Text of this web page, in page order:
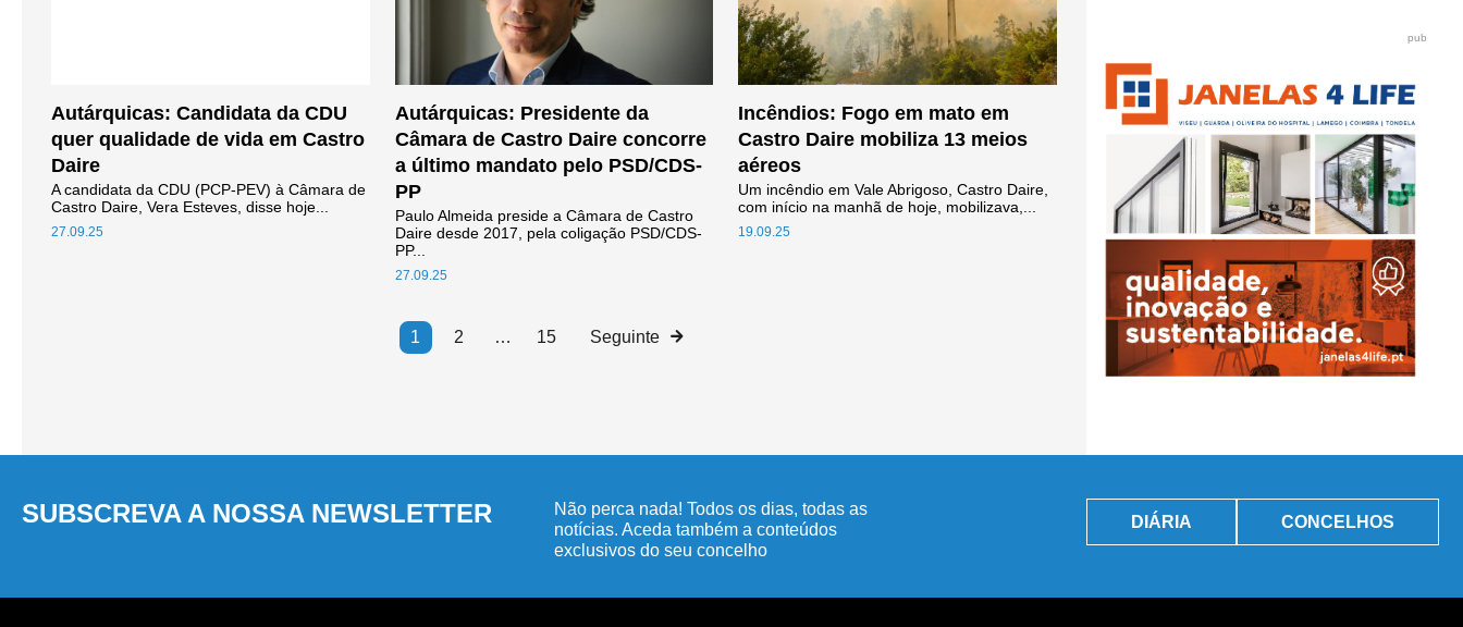
Autárquicas: Candidata da CDU
quer qualidade de vida em Castro
Daire
27.09.25
A candidata da CDU (PCP-PEV) à Câmara de
Castro Daire, Vera Esteves, disse hoje...
Autárquicas: Presidente da
Câmara de Castro Daire concorre
a último mandato pelo PSD/CDS-
PP
27.09.25
Paulo Almeida preside a Câmara de Castro
Daire desde 2017, pela coligação PSD/CDS-
PP...
Incêndios: Fogo em mato em
Castro Daire mobiliza 13 meios
aéreos
19.09.25
Um incêndio em Vale Abrigoso, Castro Daire,
com início na manhã de hoje, mobilizava,...
1 2 … 15 Seguinte
pub
SUBSCREVA A NOSSA NEWSLETTER
Não perca nada! Todos os dias, todas as
notícias. Aceda também a conteúdos
exclusivos do seu concelho
DIÁRIA CONCELHOS